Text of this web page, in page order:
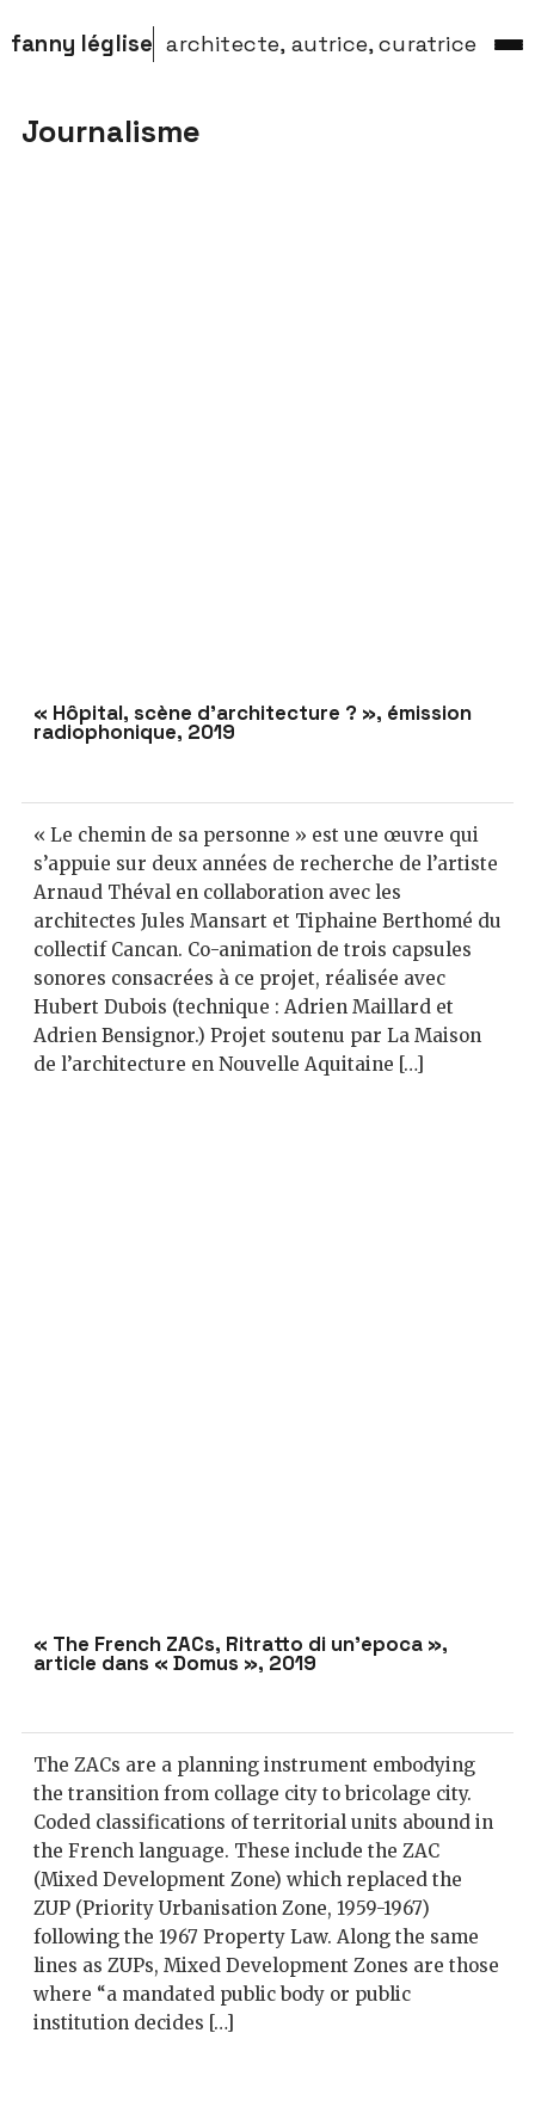
fanny léglise architecte, autrice, curatrice
Journalisme
« Hôpital, scène d’architecture ? », émission
radiophonique, 2019
« Le chemin de sa personne » est une œuvre qui
s’appuie sur deux années de recherche de l’artiste
Arnaud Théval en collaboration avec les
architectes Jules Mansart et Tiphaine Berthomé du
collectif Cancan. Co-animation de trois capsules
sonores consacrées à ce projet, réalisée avec
Hubert Dubois (technique : Adrien Maillard et
Adrien Bensignor.) Projet soutenu par La Maison
de l’architecture en Nouvelle Aquitaine […]
« The French ZACs, Ritratto di un’epoca »,
article dans « Domus », 2019
The ZACs are a planning instrument embodying
the transition from collage city to bricolage city.
Coded classifications of territorial units abound in
the French language. These include the ZAC
(Mixed Development Zone) which replaced the
ZUP (Priority Urbanisation Zone, 1959-1967)
following the 1967 Property Law. Along the same
lines as ZUPs, Mixed Development Zones are those
where “a mandated public body or public
institution decides […]